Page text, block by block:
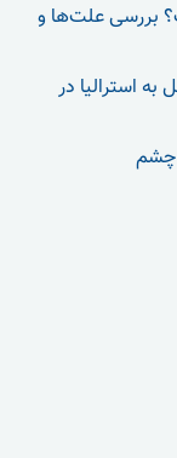
بررسی علت‌ها و
استرالیا در
چشم